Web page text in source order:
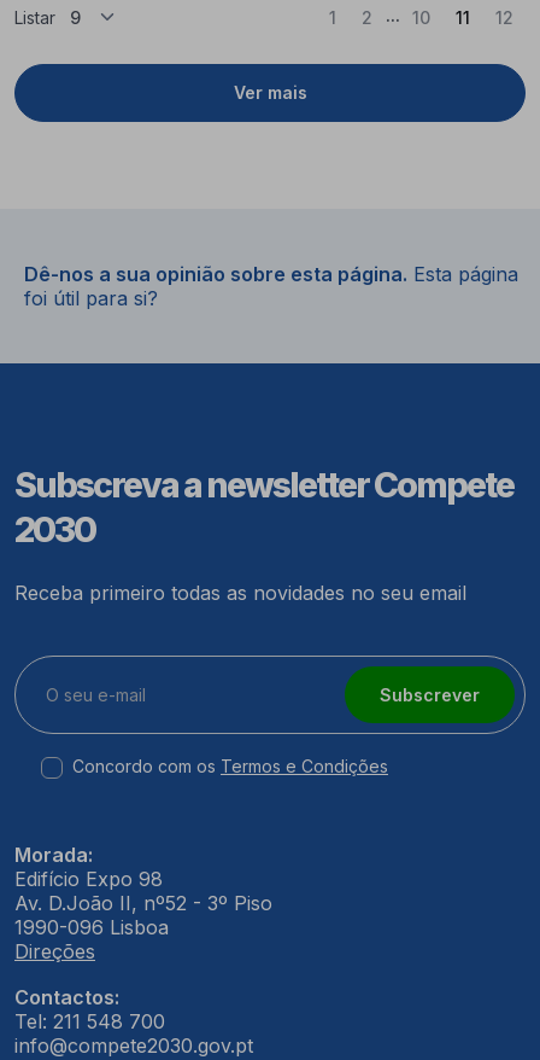
Listar
Ver mais
1 2 ... 10 11(Atual)
12
Dê-nos a sua opinião sobre esta página. Esta página
foi útil para si?
Subscreva a newsletter Compete
2030
Receba primeiro todas as novidades no seu email
Subscrever
Concordo com os Termos e Condições
Morada:
Edifício Expo 98
Av. D.João II, nº52 - 3º Piso
1990-096 Lisboa
Direções
Contactos:
Tel: 211 548 700
info@compete2030.gov.pt